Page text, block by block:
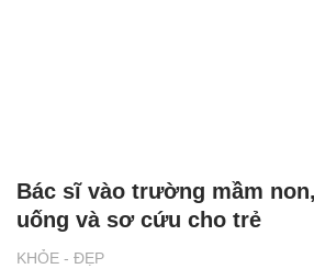
KHỎE - ĐẸP
Bác sĩ vào trường mầm
uống và sơ cứu cho trẻ